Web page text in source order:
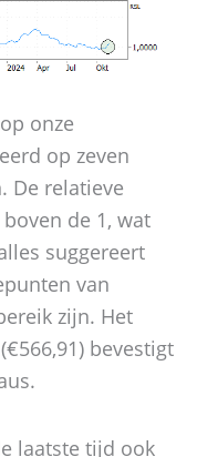
onze
op zeven
De relatieve
de 1, wat
suggereert
van
zijn. Het
bevestigt
laatste tijd ook